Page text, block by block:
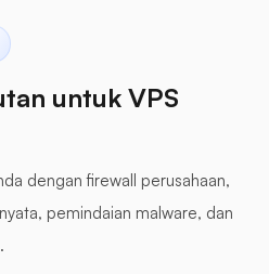
untuk VPS
dengan firewall perusahaan,
pemindaian malware, dan